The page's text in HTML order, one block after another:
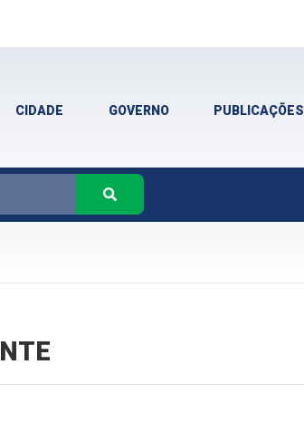
CIDADE GOVERNO PUBLICAÇÕES